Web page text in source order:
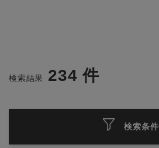
検索結果 234 件
検索条件